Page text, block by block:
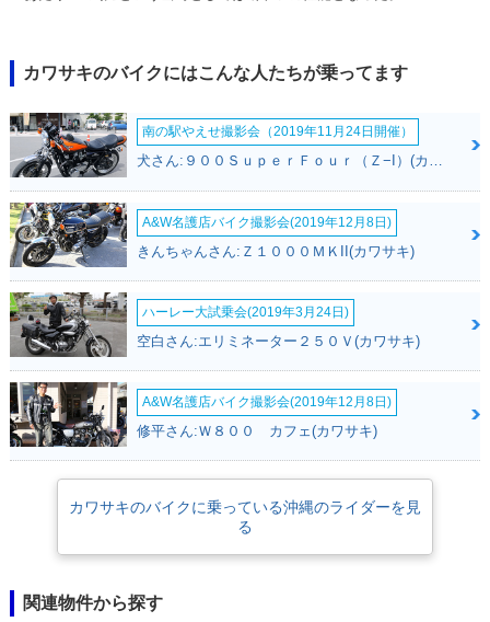
カワサキのバイクにはこんな人たちが乗ってます
南の駅やえせ撮影会（2019年11月24日開催）
犬さん:９００ＳｕｐｅｒＦｏｕｒ（Ｚ−I）(カワサキ)
A&W名護店バイク撮影会(2019年12月8日)
きんちゃんさん:Ｚ１０００ＭＫII(カワサキ)
ハーレー大試乗会(2019年3月24日)
空白さん:エリミネーター２５０Ｖ(カワサキ)
A&W名護店バイク撮影会(2019年12月8日)
修平さん:Ｗ８００ カフェ(カワサキ)
カワサキのバイクに乗っている沖縄のライダーを見
る
関連物件から探す